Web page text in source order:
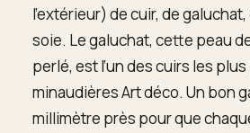
l’extérieur) de cuir, de
soie. Le galuchat, cette peau
perlé, est l’un des cuirs les
minaudières Art déco. Un bon
millimètre près pour que